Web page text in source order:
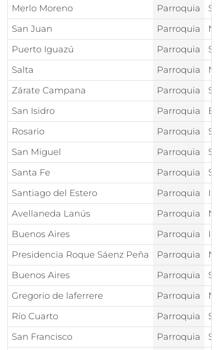
Merlo Moreno Parroquia
San Juan
Parroquia
Puerto Iguazú
Parroquia
Salta
Parroquia
Zárate Campana
Parroquia
San Isidro
Parroquia
Rosario
Parroquia
San Miguel
Parroquia
Santa Fe
Parroquia
Santiago del Estero
Parroquia
Avellaneda Lanús
Parroquia
Buenos Aires
Parroquia
Presidencia Roque Sáenz Peña
Parroquia
Buenos Aires
Parroquia
Gregorio de laferrere
Parroquia
Río Cuarto
Parroquia
San Francisco
Parroquia